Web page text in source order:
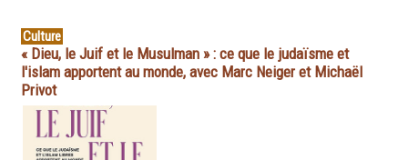
Culture
« Dieu, le Juif et le Musulman » : ce que le judaïsme et
l'islam apportent au monde, avec Marc Neiger et Michaël
Privot